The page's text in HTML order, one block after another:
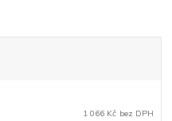
1 066 Kč bez DPH